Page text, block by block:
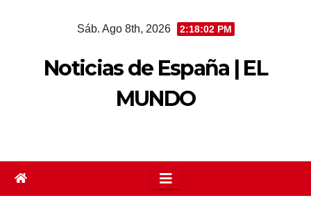
Sáb. Ago 8th, 2026 2:18:02 PM
Noticias de España | EL
MUNDO